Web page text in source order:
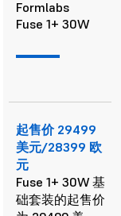
Formlabs
Fuse 1+ 30W
起售价 29499
美元/28399 欧
元
Fuse 1+ 30W 基
础套装的起售价